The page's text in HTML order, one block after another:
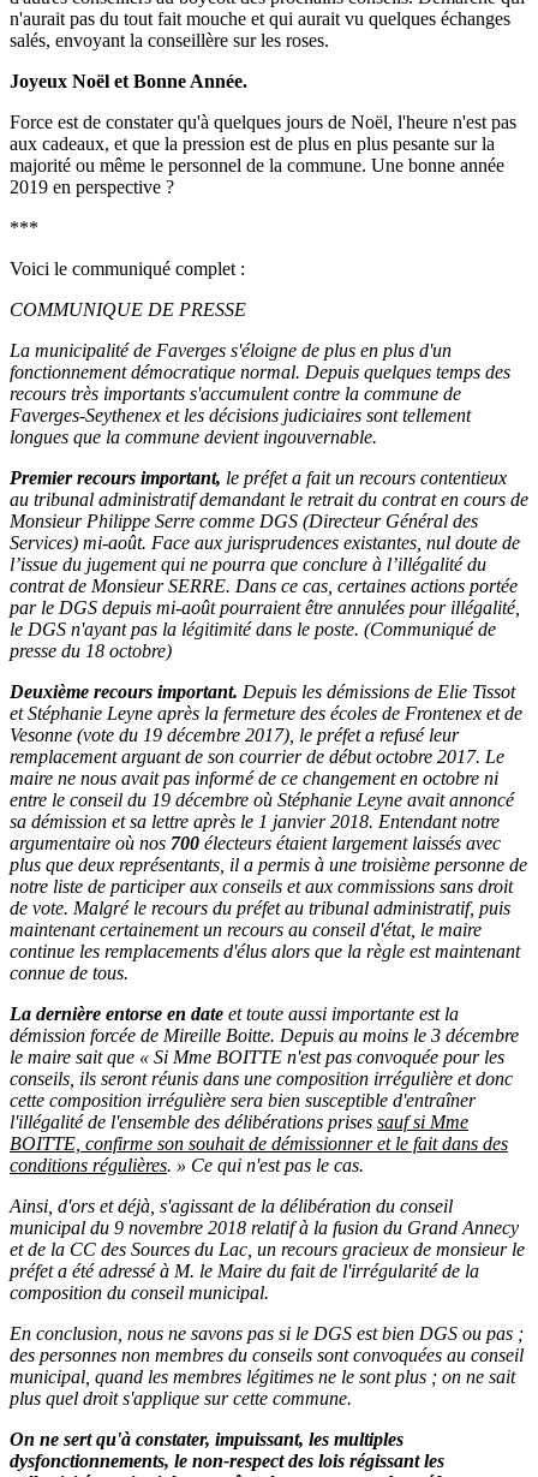
n'aurait pas du tout fait mouche et qui aurait vu quelques échanges
salés, envoyant la conseillère sur les roses.
Joyeux Noël et Bonne Année.
Force est de constater qu'à quelques jours de Noël, l'heure n'est pas
aux cadeaux, et que la pression est de plus en plus pesante sur la
majorité ou même le personnel de la commune. Une bonne année
2019 en perspective ?
***
Voici le communiqué complet :
COMMUNIQUE DE PRESSE
La municipalité de Faverges s'éloigne de plus en plus d'un
fonctionnement démocratique normal. Depuis quelques temps des
recours très importants s'accumulent contre la commune de
Faverges-Seythenex et les décisions judiciaires sont tellement
longues que la commune devient ingouvernable.
Premier recours important, le préfet a fait un recours contentieux
au tribunal administratif demandant le retrait du contrat en cours de
Monsieur Philippe Serre comme DGS (Directeur Général des
Services) mi-août. Face aux jurisprudences existantes, nul doute de
l’issue du jugement qui ne pourra que conclure à l’illégalité du
contrat de Monsieur SERRE. Dans ce cas, certaines actions portée
par le DGS depuis mi-août pourraient être annulées pour illégalité,
le DGS n'ayant pas la légitimité dans le poste. (Communiqué de
presse du 18 octobre)
Deuxième recours important. Depuis les démissions de Elie Tissot
et Stéphanie Leyne après la fermeture des écoles de Frontenex et de
Vesonne (vote du 19 décembre 2017), le préfet a refusé leur
remplacement arguant de son courrier de début octobre 2017. Le
maire ne nous avait pas informé de ce changement en octobre ni
entre le conseil du 19 décembre où Stéphanie Leyne avait annoncé
sa démission et sa lettre après le 1 janvier 2018. Entendant notre
argumentaire où nos 700 électeurs étaient largement laissés avec
plus que deux représentants, il a permis à une troisième personne de
notre liste de participer aux conseils et aux commissions sans droit
de vote. Malgré le recours du préfet au tribunal administratif, puis
maintenant certainement un recours au conseil d'état, le maire
continue les remplacements d'élus alors que la règle est maintenant
connue de tous.
La dernière entorse en date et toute aussi importante est la
démission forcée de Mireille Boitte. Depuis au moins le 3 décembre
le maire sait que « Si Mme BOITTE n'est pas convoquée pour les
conseils, ils seront réunis dans une composition irrégulière et donc
cette composition irrégulière sera bien susceptible d'entraîner
l'illégalité de l'ensemble des délibérations prises sauf si Mme
BOITTE, confirme son souhait de démissionner et le fait dans des
conditions régulières. » Ce qui n'est pas le cas.
Ainsi, d'ors et déjà, s'agissant de la délibération du conseil
municipal du 9 novembre 2018 relatif à la fusion du Grand Annecy
et de la CC des Sources du Lac, un recours gracieux de monsieur le
préfet a été adressé à M. le Maire du fait de l'irrégularité de la
composition du conseil municipal.
En conclusion, nous ne savons pas si le DGS est bien DGS ou pas ;
des personnes non membres du conseils sont convoquées au conseil
municipal, quand les membres légitimes ne le sont plus ; on ne sait
plus quel droit s'applique sur cette commune.
On ne sert qu'à constater, impuissant, les multiples
dysfonctionnements, le non-respect des lois régissant les